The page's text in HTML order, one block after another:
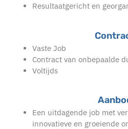
Resultaatgericht en
Vaste Job
Contract van onbepaalde
Voltijds
Een uitdagende job met
innovatieve en groeiende